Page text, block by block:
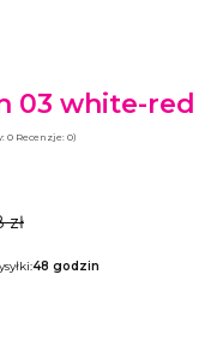
03 white-red
0 Recenzje: 0)
zł
48 godzin